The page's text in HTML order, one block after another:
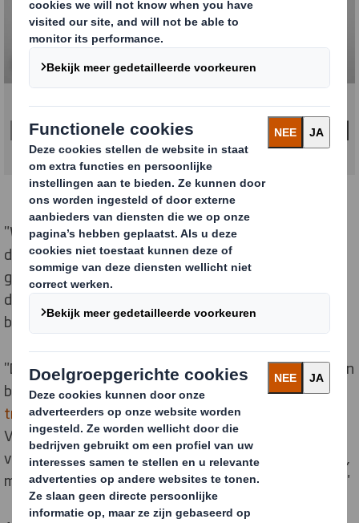
Klik om de afbeelding te vergroten
"We hebben de inkt en branding op de buitenkant van
de Absolut Vodka-verpakking aangepast, zodat deze
goed aansluit bij de uitstraling van de nieuwe bruine
dozen", aldus Anton Bengtsson, Key Account Manager
bij DS Smith.
"De verpakking is bestand tegen druk en vervorming, en
beschermt de glazen flessen optimaal tijdens
transport en handling. We zijn blij dat we Absolut
Vodka, als een van de meest iconische en
vernieuwende merken in de wereld van sterke dranken,
mochten ondersteunen bij hun verpakkingsvraagstuk."